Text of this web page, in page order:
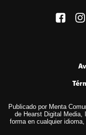
Publicado por Menta
de Hearst Digital Media,
forma en cualquier